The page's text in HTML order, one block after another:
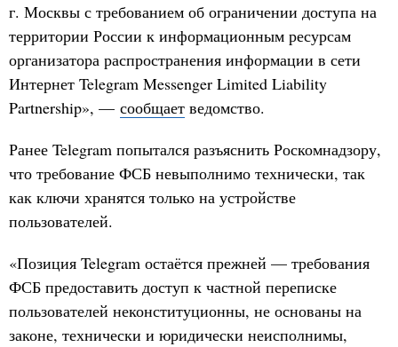
г. Москвы с требованием об ограничении доступа на
территории России к информационным ресурсам
организатора распространения информации в сети
Интернет Telegram Messenger Limited Liability
Partnership», — сообщает ведомство.
Ранее Telegram попытался разъяснить Роскомнадзору,
что требование ФСБ невыполнимо технически, так
как ключи хранятся только на устройстве
пользователей.
«Позиция Telegram остаётся прежней — требования
ФСБ предоставить доступ к частной переписке
пользователей неконституционны, не основаны на
законе, технически и юридически неисполнимы,